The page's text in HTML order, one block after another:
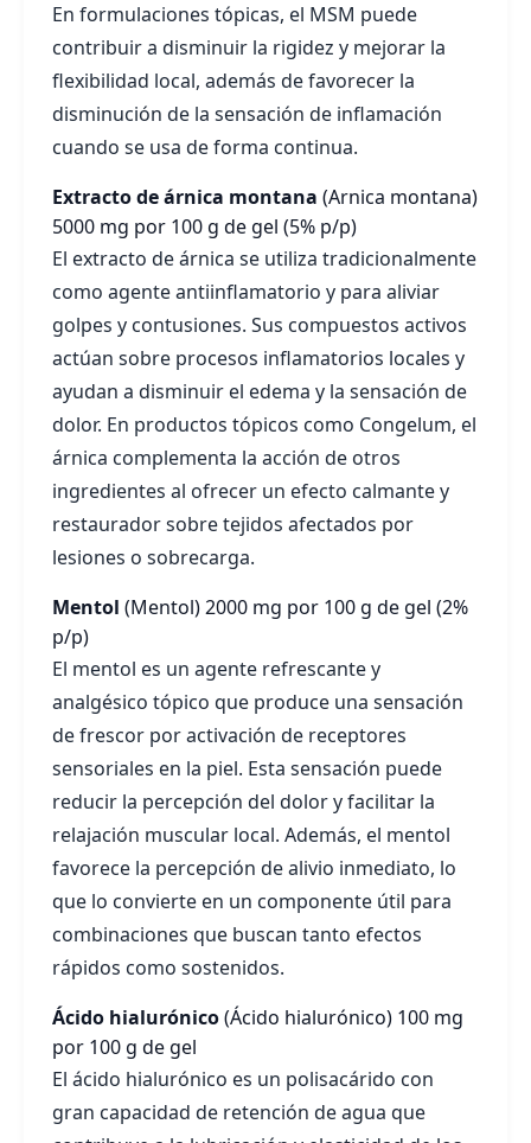
En formulaciones tópicas, el MSM puede
contribuir a disminuir la rigidez y mejorar la
flexibilidad local, además de favorecer la
disminución de la sensación de inflamación
cuando se usa de forma continua.
Extracto de árnica montana (Arnica montana)
5000 mg por 100 g de gel (5% p/p)
El extracto de árnica se utiliza tradicionalmente
como agente antiinflamatorio y para aliviar
golpes y contusiones. Sus compuestos activos
actúan sobre procesos inflamatorios locales y
ayudan a disminuir el edema y la sensación de
dolor. En productos tópicos como Congelum, el
árnica complementa la acción de otros
ingredientes al ofrecer un efecto calmante y
restaurador sobre tejidos afectados por
lesiones o sobrecarga.
Mentol (Mentol)2000 mg por 100 g de gel (2%
p/p)
El mentol es un agente refrescante y
analgésico tópico que produce una sensación
de frescor por activación de receptores
sensoriales en la piel. Esta sensación puede
reducir la percepción del dolor y facilitar la
relajación muscular local. Además, el mentol
favorece la percepción de alivio inmediato, lo
que lo convierte en un componente útil para
combinaciones que buscan tanto efectos
rápidos como sostenidos.
Ácido hialurónico(Ácido hialurónico) 100 mg
por 100 g de gel
El ácido hialurónico es un polisacárido con
gran capacidad de retención de agua que